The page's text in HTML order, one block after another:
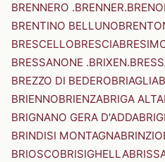
BRENNERO .BRENNER.BRENO
BRENTINO BELLUNO
BRESCELLOBRESCIA
BRESSANONE .BRIXEN.
BREZZO DI BEDEROBRIAGLIA
BRIENNOBRIENZABRIGA ALTA
BRIGNANO GERA D'ADDA
BRINDISI MONTAGNABRINZIO
BRIOSCOBRISIGHELLA